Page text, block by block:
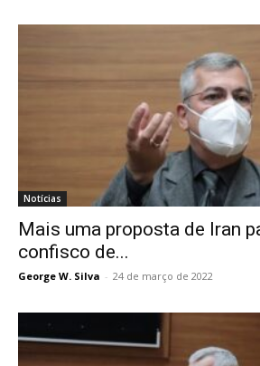
Notícias
Mais uma proposta de Iran
confisco de...
George W. Silva - 24 de março de 2022